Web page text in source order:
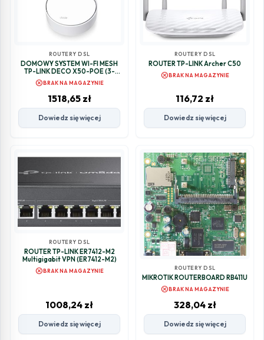
ROUTERY DSL
DOMOWY SYSTEM WI-FI MESH
TP-LINK DECO X50-POE (3-
cancelBRAK NA MAGAZYNIE
1518,65 zł
Dowiedz się więcej
ROUTERY DSL
ROUTER TP-LINK Archer C50
cancelBRAK NA MAGAZYNIE
116,72 zł
Dowiedz się więcej
ROUTERY DSL
ROUTER TP-LINK ER7412-M2
Multigigabit VPN (ER7412-M2)
cancelBRAK NA MAGAZYNIE
1008,24 zł
Dowiedz się więcej
ROUTERY DSL
MIKROTIK ROUTERBOARD RB411U
cancelBRAK NA MAGAZYNIE
328,04 zł
Dowiedz się więcej